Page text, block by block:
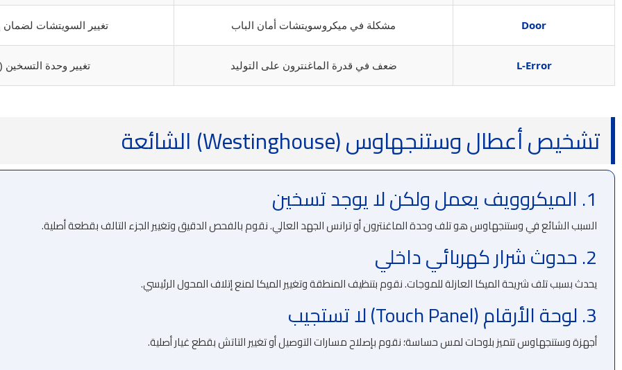
Door مشكلة في ميكروسويتشات أمان الباب تغيير السويتشات لضمان
L-Error ضعف في قدرة الماغنترون على التوليد تغيير وحدة التسخين (Magnetron) فوراً
تشخيص أعطال وستنجهاوس (Westinghouse) الشائعة
1. الميكروويف يعمل ولكن لا يوجد تسخين
السبب الشائع في وستنجهاوس هو تلف وحدة الماغنترون أو ترانس الجهد العالي. نقوم بالفحص الدقيق وتغيير الجزء التالف بقطعة أصلية.
2. حدوث شرار كهربائي داخلي
يحدث بسبب تلف شريحة الميكا العازلة للموجات. نقوم بتنظيف المنطقة وتغيير الميكا لمنع إتلاف المحول الرئيسي.
3. لوحة الأرقام (Touch Panel) لا تستجيب
أجهزة وستنجهاوس تتميز بلوحات لمس حساسة؛ نقوم بإصلاح مسارات التوصيل أو تغيير التاتش بقطع غيار أصلية.